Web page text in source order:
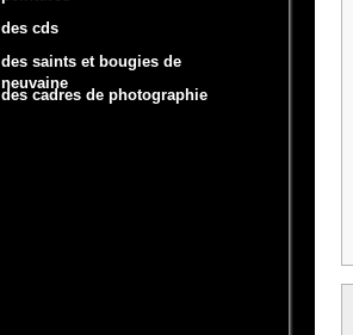
des cds
des saints et bougies de
neuvaine
des cadres de photographie